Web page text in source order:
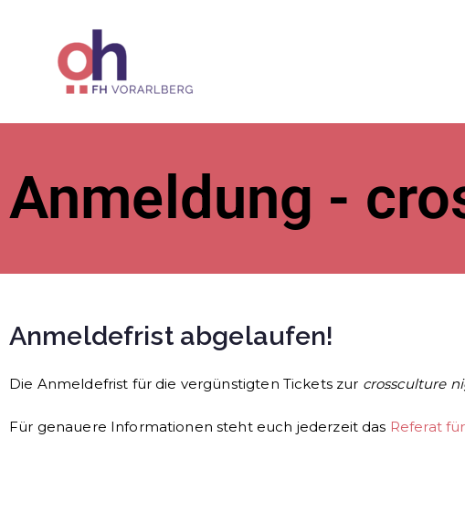
Anmeldung -
Anmeldefrist abgelaufen!
Die Anmeldefrist für die vergünstigten Tickets zur crossculture
Für genauere Informationen steht euch jederzeit das Referat